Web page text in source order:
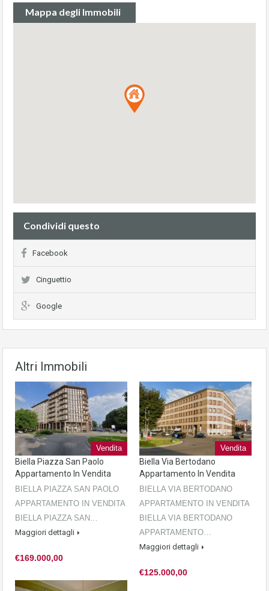
Mappa degli Immobili
Condividi questo
Facebook
Cinguettio
Google
Altri Immobili
Vendita
Biella Piazza San Paolo
Appartamento In Vendita
BIELLA PIAZZA SAN PAOLO
APPARTAMENTO IN VENDITA
BIELLA PIAZZA SAN…
Maggiori dettagli
€169.000,00
Vendita
Biella Via Bertodano
Appartamento In Vendita
BIELLA VIA BERTODANO
APPARTAMENTO IN VENDITA
BIELLA VIA BERTODANO
APPARTAMENTO…
Maggiori dettagli
€125.000,00